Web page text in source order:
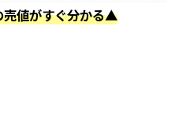
値がすぐ分かる▲